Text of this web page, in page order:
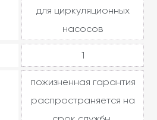
для циркуляционных
насосов
1
пожизненная гарантия
распространяется на